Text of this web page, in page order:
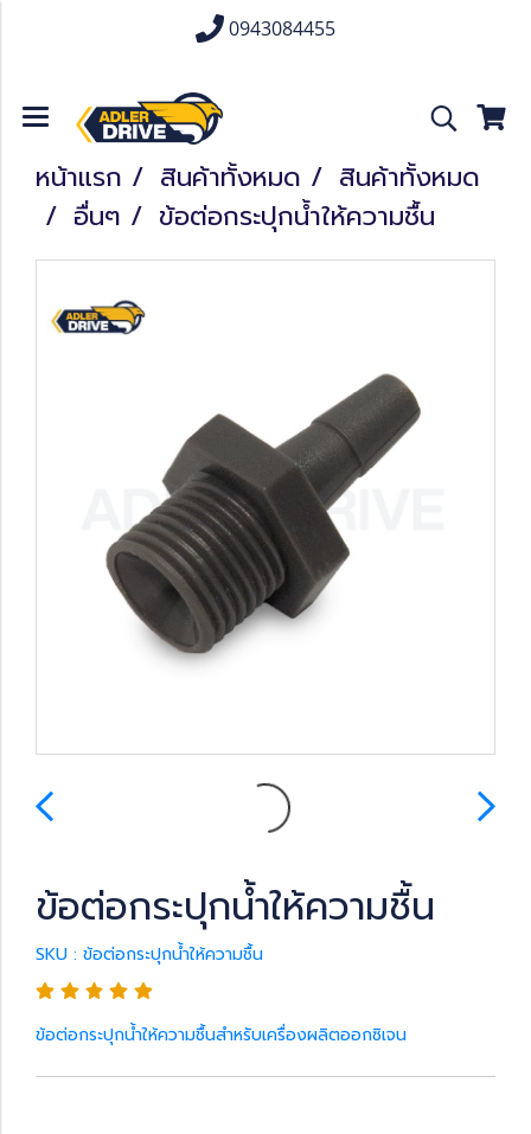
0943084455
หน้าแรก สินค้าทั้งหมด
สินค้าทั้งหมด
อื่นๆ
ข้อต่อกระปุกน้ำให้ความชื้น
ข้อต่อกระปุกน้ำให้ความชื้น
SKU : ข้อต่อกระปุกน้ำให้ความชื้น
ข้อต่อกระปุกน้ำให้ความชื้นสำหรับเครื่องผลิตออกซิเจน